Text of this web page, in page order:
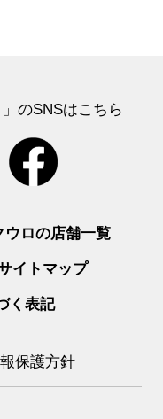
のSNSはこちら
ウロの店舗一覧
イトマップ
く表記
保護方針